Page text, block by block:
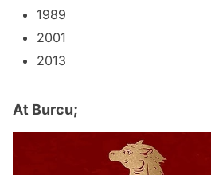
1989
2001
2013
At Burcu;